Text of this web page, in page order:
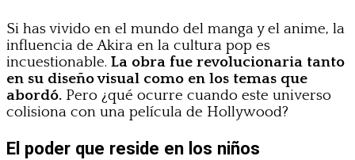
Si has vivido en el mundo del manga y el anime, la
influencia de Akira en la cultura pop es
incuestionable. La obra fue revolucionaria tanto
en su diseño visual como en los temas que
abordó. Pero ¿qué ocurre cuando este universo
colisiona con una película de Hollywood?
El poder que reside en los niños